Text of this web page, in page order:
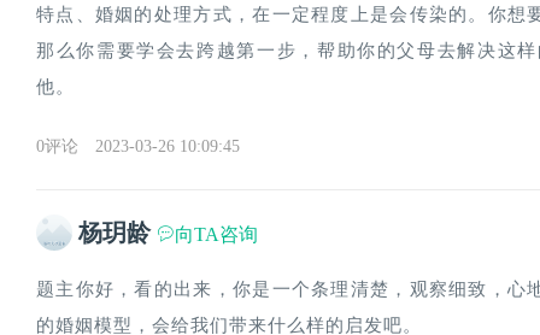
特点、婚姻的处理方式，在一定程度上是会传染的。你
那么你需要学会去跨越第一步，帮助你的父母去解决这
他。
0评论 2023-03-26 10:09:45
杨玥龄 向TA咨询
题主你好，看的出来，你是一个条理清楚，观察细致，
的婚姻模型，会给我们带来什么样的启发吧。